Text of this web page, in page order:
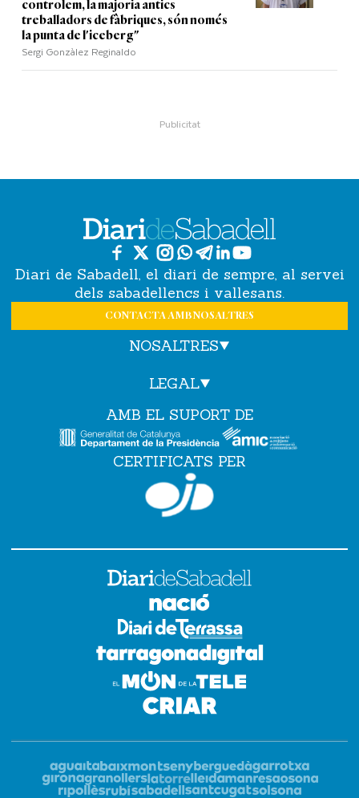
controlem, la majoria antics
treballadors de fàbriques, són només
la punta de l'iceberg"
Sergi Gonzàlez Reginaldo
Diari de Sabadell, el diari de sempre, al servei
dels sabadellencs i vallesans.
CONTACTA AMB NOSALTRES
NOSALTRES
LEGAL
AMB EL SUPORT DE
CERTIFICATS PER